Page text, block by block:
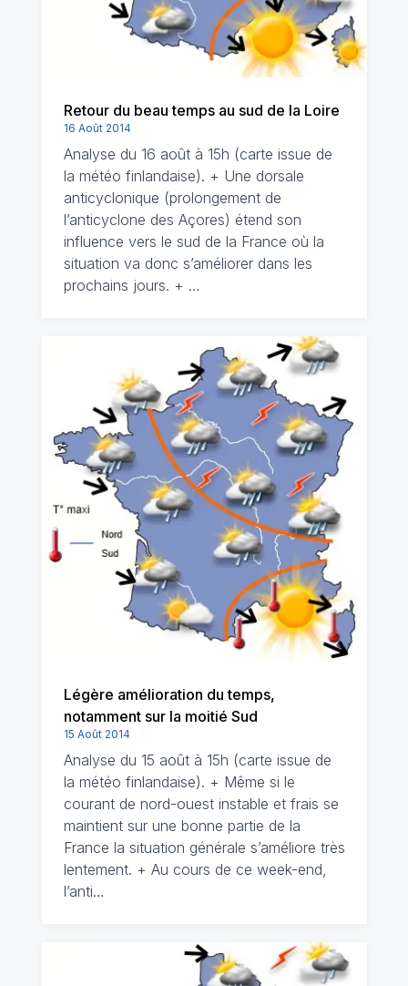
Retour du beau temps au sud de la Loire
16 Août 2014
Analyse du 16 août à 15h (carte issue de
la météo finlandaise). + Une dorsale
anticyclonique (prolongement de
l’anticyclone des Açores) étend son
influence vers le sud de la France où la
situation va donc s’améliorer dans les
prochains jours. + …
Légère amélioration du temps,
notamment sur la moitié Sud
15 Août 2014
Analyse du 15 août à 15h (carte issue de
la météo finlandaise). + Même si le
courant de nord-ouest instable et frais se
maintient sur une bonne partie de la
France la situation générale s’améliore très
lentement. + Au cours de ce week-end,
l’anti…